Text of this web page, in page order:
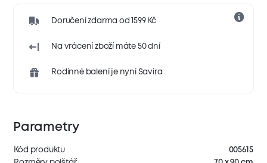
Doručení zdarma od 1599 Kč
Na vrácení zboží máte 50 dní
Rodinné balení je nyní Savira
Parametry
Kód produktu
005615